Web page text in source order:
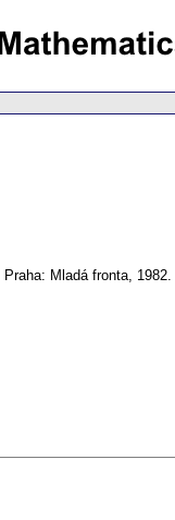
Praha: Mladá fronta, 1982.